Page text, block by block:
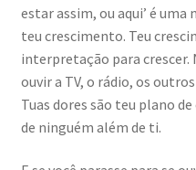
estar assim, ou aqui’ é
teu crescimento. Teu
interpretação para crescer.
ouvir a TV, o rádio, os
Tuas dores são teu plano
de ninguém além de ti.